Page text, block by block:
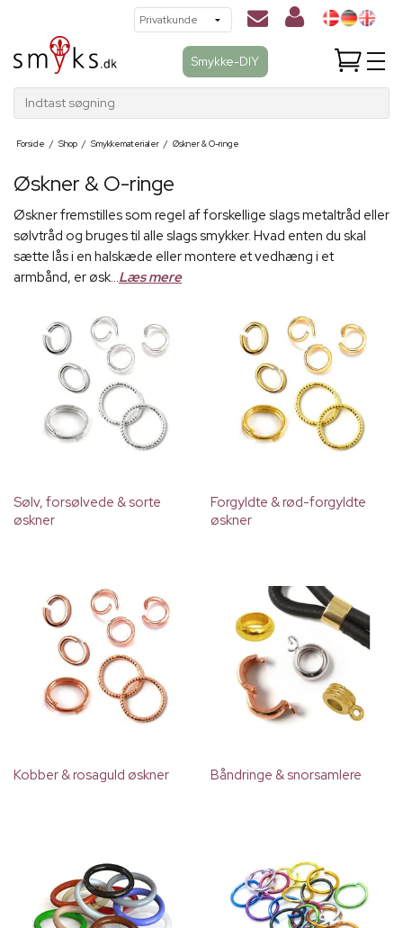
Smykke-DIY
Indtast søgning
Forside / Shop / Smykkematerialer / Øskner & O-ringe
Øskner & O-ringe
Øskner fremstilles som regel af forskellige slags metaltråd eller
sølvtråd og bruges til alle slags smykker. Hvad enten du skal
sætte lås i en halskæde eller montere et vedhæng i et
armbånd, er øsk...Læs mere
Sølv, forsølvede & sorte
øskner
Forgyldte & rød-forgyldte
øskner
Kobber & rosaguld øskner Båndringe & snorsamlere